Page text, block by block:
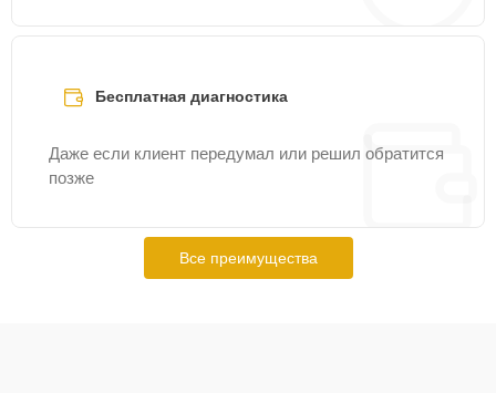
Бесплатная диагностика
Даже если клиент передумал или решил обратится
позже
Все преимущества